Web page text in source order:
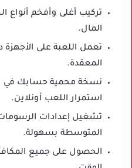
تركيب أغلى وأفخم أنواع
المال.
تعمل اللعبة على
المعقدة.
نسخة محمية حسابك في
استمرار اللعب أونلاين.
تشغيل إعدادات
المتوسطة بسهولة.
الحصول على جميع